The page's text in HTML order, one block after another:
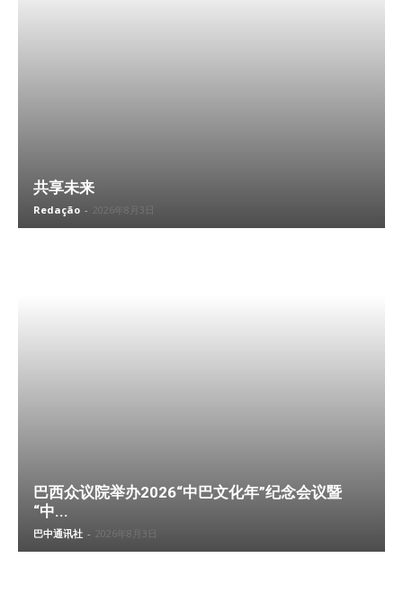
共享未来
Redação - 2026年8月3日
巴西众议院举办2026“中巴文化年”纪念会议暨
“中...
巴中通讯社 - 2026年8月3日